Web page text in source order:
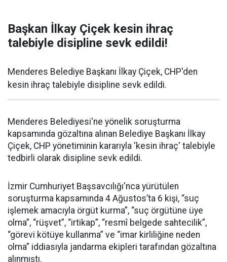
Başkan İlkay Çiçek kesin ihraç
talebiyle disipline sevk edildi!
Menderes Belediye Başkanı İlkay Çiçek, CHP'den
kesin ihraç talebiyle disipline sevk edildi.
Menderes Belediyesi'ne yönelik soruşturma
kapsamında gözaltına alınan Belediye Başkanı İlkay
Çiçek, CHP yönetiminin kararıyla 'kesin ihraç' talebiyle
tedbirli olarak disipline sevk edildi.
İzmir Cumhuriyet Başsavcılığı'nca yürütülen
soruşturma kapsamında 4 Ağustos’ta 6 kişi, “suç
işlemek amacıyla örgüt kurma”, “suç örgütüne üye
olma”, “rüşvet”, “irtikap”, “resmî belgede sahtecilik”,
“görevi kötüye kullanma” ve “imar kirliliğine neden
olma” iddiasıyla jandarma ekipleri tarafından gözaltına
alınmıştı.